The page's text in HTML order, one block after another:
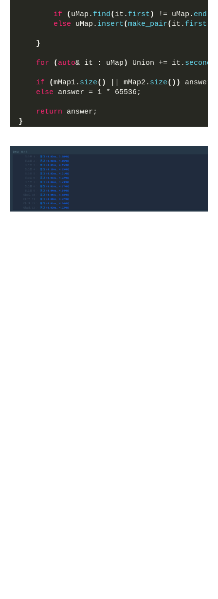
if ( uMap. find( it. first ) != uMap. end
else uMap. insert(make_pair( it. first
}
for ( auto& it : uMap ) Union += it. second
if (mMap1. size() || mMap2. size())
answer
else answer = 1 * 65536;
return answer;
}